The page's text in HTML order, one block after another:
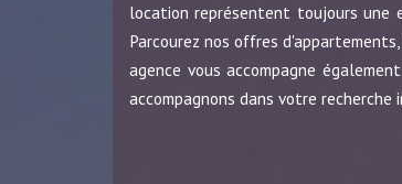
location représentent toujours une
Parcourez nos offres
agence vous accompagne
accompagnons dans votre recherche